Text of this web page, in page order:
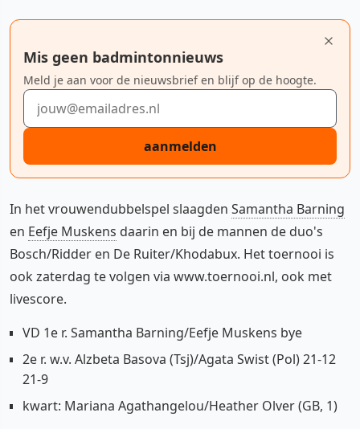
Mis geen badmintonnieuws
Meld je aan voor de nieuwsbrief en blijf op de hoogte.
E-mailadres
aanmelden
In het vrouwendubbelspel slaagden Samantha Barning
en Eefje Muskens daarin en bij de mannen de duo's
Bosch/Ridder en De Ruiter/Khodabux. Het toernooi is
ook zaterdag te volgen via www.toernooi.nl, ook met
livescore.
VD 1e r. Samantha Barning/Eefje Muskens bye
2e r. w.v. Alzbeta Basova (Tsj)/Agata Swist (Pol) 21-12
21-9
kwart: Mariana Agathangelou/Heather Olver (GB, 1)